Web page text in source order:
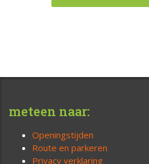
meteen naar:
Openingstijden
Route en parkeren
Privacy verklaring